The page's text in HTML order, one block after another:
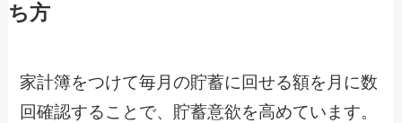
ち方
家計簿をつけて毎月の貯蓄に回せる額を月に数
回確認することで、貯蓄意欲を高めています。